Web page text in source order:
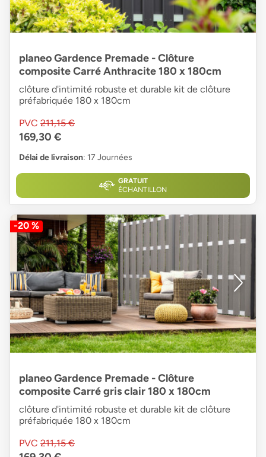
planeo Gardence Premade - Clôture
composite Carré Anthracite 180 x 180cm
clôture d'intimité robuste et durable kit de clôture
préfabriquée 180 x 180cm
PVC 211,15 €
169,30 €
Délai de livraison: 17 Journées
GRATUIT
ÉCHANTILLON
-20 %
planeo Gardence Premade - Clôture
composite Carré gris clair 180 x 180cm
clôture d'intimité robuste et durable kit de clôture
préfabriquée 180 x 180cm
PVC 211,15 €